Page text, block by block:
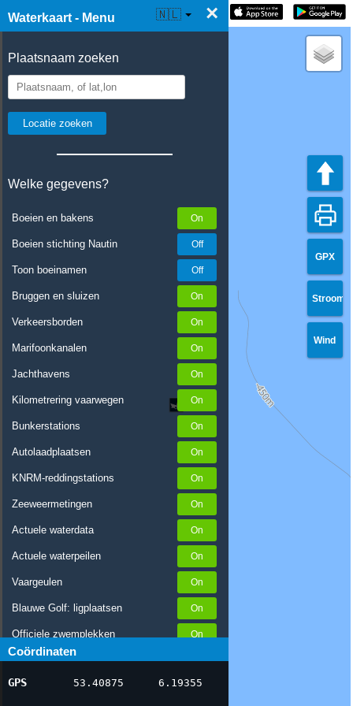
Waterkaart - Menu ×
Plaatsnaam zoeken
Welke gegevens?
Boeien en bakens
Boeien stichting Nautin
Toon boeinamen
Bruggen en sluizen
Verkeersborden
Marifoonkanalen
Jachthavens
Kilometrering vaarwegen
Bunkerstations
Autolaadplaatsen
KNRM-reddingstations
Zeeweermetingen
Actuele waterdata
Actuele waterpeilen
Vaargeulen
Blauwe Golf: ligplaatsen
Officiele zwemplekken
Stremmingen/hinder
AIS scheepsposities
Coördinaten
GPS 53.40875 6.19355
☰ Waterkaart Live 🇳🇱
GPX
Stroom
Wind